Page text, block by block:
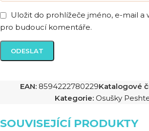
Uložit do prohlížeče jméno, e-mail a
pro budoucí komentáře.
EAN: 8594222780229Katalogové
Kategorie: Osušky
SOUVISEJÍCÍ PRODUKTY